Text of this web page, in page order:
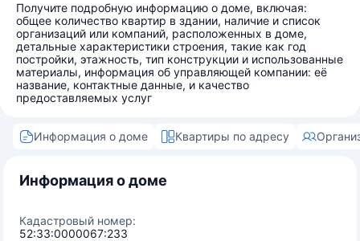
Получите подробную информацию о доме, включая:
общее количество квартир в здании, наличие и список
организаций или компаний, расположенных в доме,
детальные характеристики строения, такие как год
постройки, этажность, тип конструкции и использованные
материалы, информация об управляющей компании: её
название, контактные данные, и качество
предоставляемых услуг
Информация о доме Квартиры по адресу
Информация о доме
Кадастровый номер:
52:33:0000067:233